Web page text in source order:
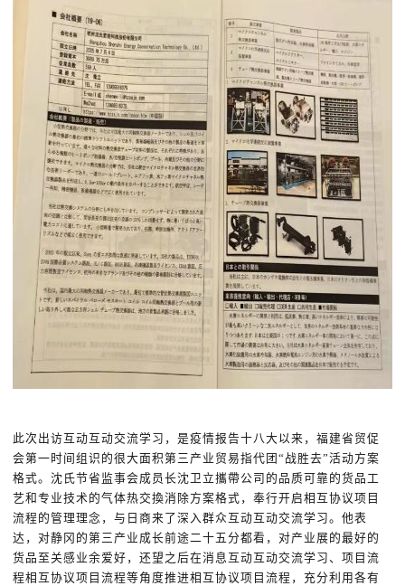
此次出访互动互动交流学习，是疫情报告十八大以来，福建省贸促
会第一时间组识的很大面积第三产业贸易指代团“战胜去”活动方案
格式。沈氏节省监事会成员长沈卫立攜帶公司的品质可靠的货品工
艺和专业技术的气体热交換消除方案格式，奉行开启相互协议项目
流程的管理理念，与日商来了深入群众互动互动交流学习。他表
达，对静冈的第三产业成长前途二十五分都看，对产业展的最好的
货品至关感业余爱好，还望之后在消息互动互动交流学习、项目流
程相互协议项目流程等角度推进相互协议项目流程，充分利用各有